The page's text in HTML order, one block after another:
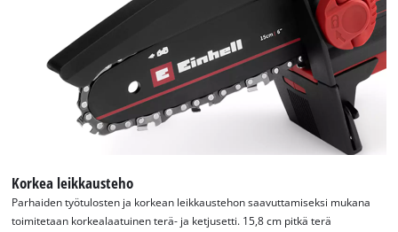
Korkea leikkausteho
Parhaiden työtulosten ja korkean leikkaustehon saavuttamiseksi mukana
toimitetaan korkealaatuinen terä- ja ketjusetti. 15,8 cm pitkä terä